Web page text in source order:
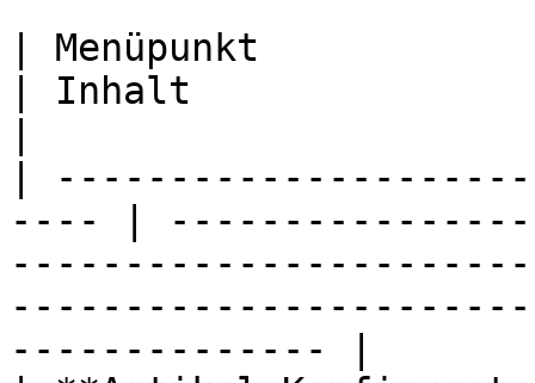
| Menüpunkt
| Inhalt
|
---- |
-------------- |